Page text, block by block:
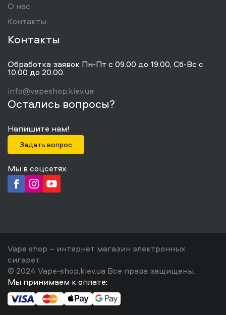
О нас
Контакты
Контакты
Обработка заявок Пн-Пт с 09.00 до 19.00, Сб-Вс с
10.00 до 20.00.
info@vapeshop.kiev.ua
Остались вопросы?
Напишите нам!
Задать вопрос
Мы в соцсетях:
Vape shop – интернет магазин электронных
сигарет.
© 2024 Vape-shop.kiev.ua Все права защищены.
Мы принимаем к оплате: